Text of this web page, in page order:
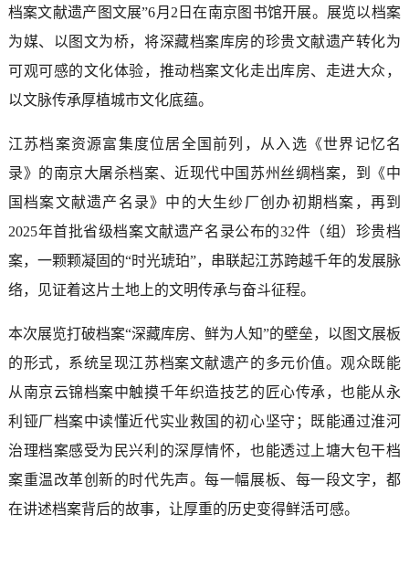
档案文献遗产图文展”6月2日在南京图书馆开展。展览以档案
为媒、以图文为桥，将深藏档案库房的珍贵文献遗产转化为
可观可感的文化体验，推动档案文化走出库房、走进大众，
以文脉传承厚植城市文化底蕴。
江苏档案资源富集度位居全国前列，从入选《世界记忆名
录》的南京大屠杀档案、近现代中国苏州丝绸档案，到《中
国档案文献遗产名录》中的大生纱厂创办初期档案，再到
2025年首批省级档案文献遗产名录公布的32件（组）珍贵档
案，一颗颗凝固的“时光琥珀”，串联起江苏跨越千年的发展脉
络，见证着这片土地上的文明传承与奋斗征程。
本次展览打破档案“深藏库房、鲜为人知”的壁垒，以图文展板
的形式，系统呈现江苏档案文献遗产的多元价值。观众既能
从南京云锦档案中触摸千年织造技艺的匠心传承，也能从永
利铔厂档案中读懂近代实业救国的初心坚守；既能通过淮河
治理档案感受为民兴利的深厚情怀，也能透过上塘大包干档
案重温改革创新的时代先声。每一幅展板、每一段文字，都
在讲述档案背后的故事，让厚重的历史变得鲜活可感。